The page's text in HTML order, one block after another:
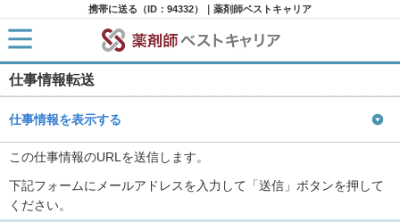
携帯に送る（ID：94332）｜薬剤師ベストキャリア
仕事情報転送
仕事情報を表示する
この仕事情報のURLを送信します。
下記フォームにメールアドレスを入力して「送信」ボタンを押して
ください。
HOME
求人検索
新着求人
キャリアアドバイザー紹介
転職支援サービスに申し込む